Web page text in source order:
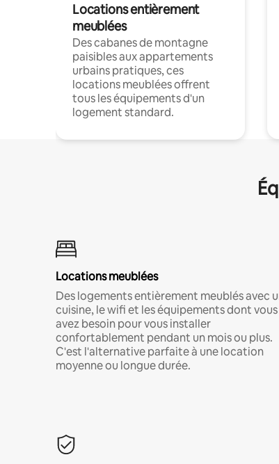
Locations entièrement
meublées
Des cabanes de montagne
paisibles aux appartements
urbains pratiques, ces
locations meublées offrent
tous les équipements d'un
logement standard.
Locations meublées
Des logements entièrement meublés avec
cuisine, le wifi et les équipements dont vous
avez besoin pour vous installer
confortablement pendant un mois ou plus.
C'est l'alternative parfaite à une location
moyenne ou longue durée.